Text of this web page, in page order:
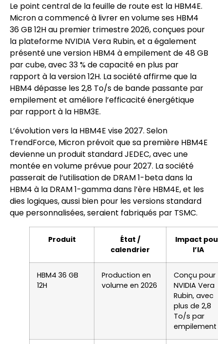
Le point central de la feuille de route est la HBM4E.
Micron a commencé à livrer en volume ses HBM4
36 GB 12H au premier trimestre 2026, conçues pour
la plateforme NVIDIA Vera Rubin, et a également
présenté une version HBM4 à empilement de 48 GB
par cube, avec 33 % de capacité en plus par
rapport à la version 12H. La société affirme que la
HBM4 dépasse les 2,8 To/s de bande passante par
empilement et améliore l’efficacité énergétique
par rapport à la HBM3E.
L’évolution vers la HBM4E vise 2027. Selon
TrendForce, Micron prévoit que sa première HBM4E
devienne un produit standard JEDEC, avec une
montée en volume prévue pour 2027. La société
passerait de l’utilisation de DRAM 1-beta dans la
HBM4 à la DRAM 1-gamma dans l’ère HBM4E, et les
dies logiques, aussi bien pour les versions standard
que personnalisées, seraient fabriqués par TSMC.
Produit
État /
calendrier
Impact
l’IA
HBM4 36 GB
12H
Production en
volume en 2026
Conçu pour
NVIDIA Vera
Rubin, avec
plus de 2,8
To/s par
empilement